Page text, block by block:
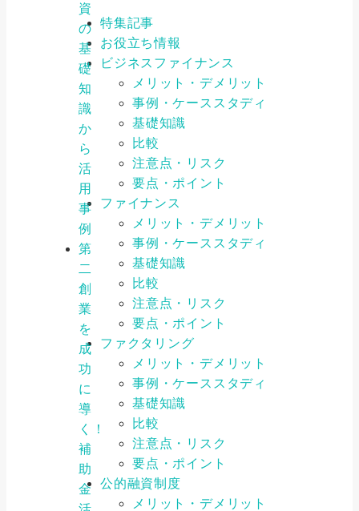
資
の
基
礎
知
識
か
ら
活
用
事
例
第
二
創
業
を
成
功
に
導
く！
補
助
金
特集記事
お役立ち情報
ビジネスファイナンス
メリット・デメリット
事例・ケーススタディ
基礎知識
比較
注意点・リスク
要点・ポイント
ファイナンス
メリット・デメリット
事例・ケーススタディ
基礎知識
比較
注意点・リスク
要点・ポイント
ファクタリング
メリット・デメリット
事例・ケーススタディ
基礎知識
比較
注意点・リスク
要点・ポイント
公的融資制度
メリット・デメリット